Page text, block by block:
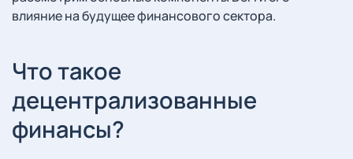
влияние на будущее финансового сектора.
Что такое
децентрализованные
финансы?